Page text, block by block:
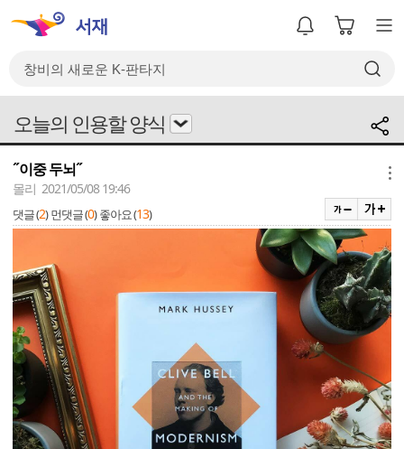
오늘의 인용할 양식
˝이중 두뇌˝
몰리 2021/05/08 19:46
댓글 (2) 먼댓글 (0) 좋아요 (13)